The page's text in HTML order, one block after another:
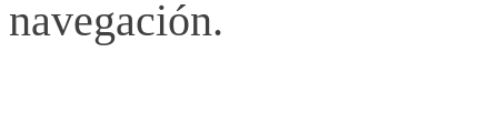
navegación.